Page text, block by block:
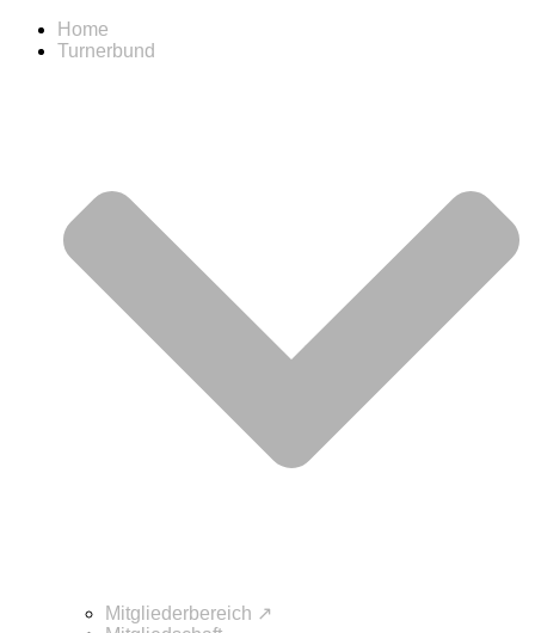
Home
Turnerbund
Mitgliederbereich ↗